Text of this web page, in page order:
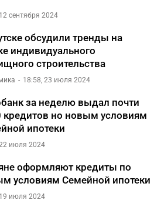
сентября 2024
обсудили тренды на
индивидуального
строительства
18:58, 23 июля 2024
за неделю выдал почти
кредитов но новым условиям
ипотеки
июля 2024
оформляют кредиты по
условиям Семейной ипотеки
июля 2024